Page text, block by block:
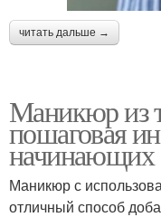
читать дальше →
Маникюр из
пошаговая
начинающих
Маникюр с
отличный способ